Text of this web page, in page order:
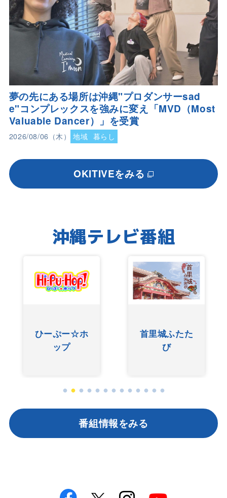
夢の先にある場所は沖縄"プロダンサーsad
e"コンプレックスを強みに変え「MVD（Most
Valuable Dancer）」を受賞
2026/08/06（木） 地域 暮らし
OKITIVEをみる
沖縄テレビ番組
ひーぷー☆ホ
ップ
首里城ふたた
び
番組情報をみる